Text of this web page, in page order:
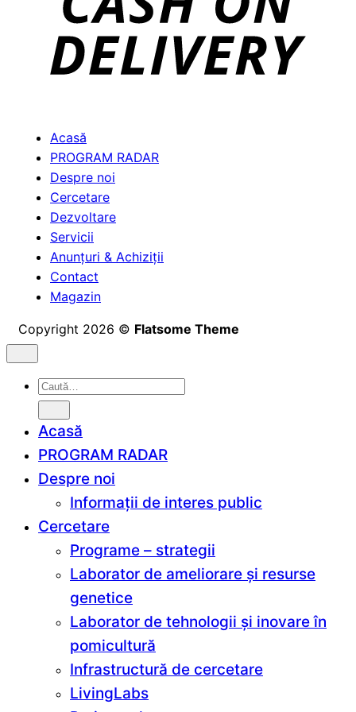
Acasă
PROGRAM RADAR
Despre noi
Cercetare
Dezvoltare
Servicii
Anunțuri & Achiziții
Contact
Magazin
Copyright 2026 © Flatsome Theme
Caută
după:
Acasă
PROGRAM RADAR
Despre noi
Informații de interes public
Cercetare
Programe – strategii
Laborator de ameliorare și resurse
genetice
Laborator de tehnologii și inovare în
pomicultură
Infrastructură de cercetare
LivingLabs